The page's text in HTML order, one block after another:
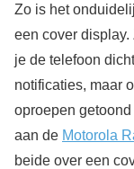
Zo is het
een cover
je de telefoon
notificaties, maar
oproepen
aan de Motorola
beide over een